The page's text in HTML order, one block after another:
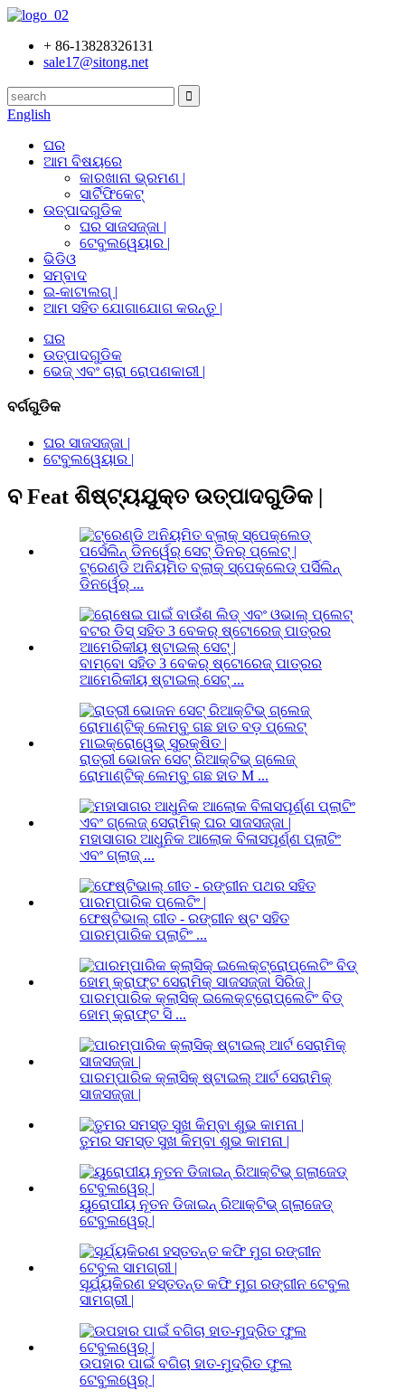
+ 86-13828326131
sale17@sitong.net
English
ଘର
ଆମ ବିଷୟରେ
କାରଖାନା ଭ୍ରମଣ |
ସାର୍ଟିଫିକେଟ୍
ଉତ୍ପାଦଗୁଡିକ
ଘର ସାଜସଜ୍ଜା |
ଟେବୁଲୱେୟାର |
ଭିଡିଓ
ସମ୍ବାଦ
ଇ-କାଟାଲଗ୍ |
ଆମ ସହିତ ଯୋଗାଯୋଗ କରନ୍ତୁ |
ଘର
ଉତ୍ପାଦଗୁଡିକ
ଭେଜ୍ ଏବଂ ଚାରା ରୋପଣକାରୀ |
ବର୍ଗଗୁଡିକ
ଘର ସାଜସଜ୍ଜା |
ଟେବୁଲୱେୟାର |
ବ Feat ଶିଷ୍ଟ୍ୟଯୁକ୍ତ ଉତ୍ପାଦଗୁଡିକ |
ଟ୍ରେଣ୍ଡି ଅନିୟମିତ ବ୍ଲାକ୍ ସ୍ପେକ୍ଲେଡ୍ ପର୍ସିଲିନ୍
ଡିନର୍ୱେର୍ ...
ବାମ୍ବୋ ସହିତ 3 ବେକର୍ ଷ୍ଟୋରେଜ୍ ପାତ୍ରର
ଆମେରିକୀୟ ଷ୍ଟାଇଲ୍ ସେଟ୍ ...
ରାତ୍ରୀ ଭୋଜନ ସେଟ୍ ରିଆକ୍ଟିଭ୍ ଗ୍ଲେଜ୍
ରୋମାଣ୍ଟିକ୍ ଲେମ୍ବୁ ଗଛ ହାତ M ...
ମହାସାଗର ଆଧୁନିକ ଆଲୋକ ବିଳାସପୂର୍ଣ୍ଣ ପ୍ଲାଟିଂ
ଏବଂ ଗ୍ଲାଜ୍ ...
ଫେଷ୍ଟିଭାଲ୍ ଗୀତ - ରଙ୍ଗୀନ ଷ୍ଟ ସହିତ
ପାରମ୍ପାରିକ ପ୍ଲାଟିଂ ...
ପାରମ୍ପାରିକ କ୍ଲାସିକ୍ ଇଲେକ୍ଟ୍ରୋପ୍ଲେଟିଂ ବିଡ୍
ହୋମ୍ କ୍ରାଫ୍ଟ ସି ...
ପାରମ୍ପାରିକ କ୍ଲାସିକ୍ ଷ୍ଟାଇଲ୍ ଆର୍ଟ ସେରାମିକ୍
ସାଜସଜ୍ଜା |
ତୁମର ସମସ୍ତ ସୁଖ କିମ୍ବା ଶୁଭ କାମନା |
ୟୁରୋପୀୟ ନୂତନ ଡିଜାଇନ୍ ରିଆକ୍ଟିଭ୍ ଗ୍ଲାଜେଡ୍
ଟେବୁଲୱେର୍ |
ସୂର୍ଯ୍ୟକିରଣ ହସ୍ତତନ୍ତ କଫି ମୁଗ ରଙ୍ଗୀନ ଟେବୁଲ
ସାମଗ୍ରୀ |
ଉପହାର ପାଇଁ ବଗିଚା ହାତ-ମୁଦ୍ରିତ ଫୁଲ
ଟେବୁଲୱେର୍ |